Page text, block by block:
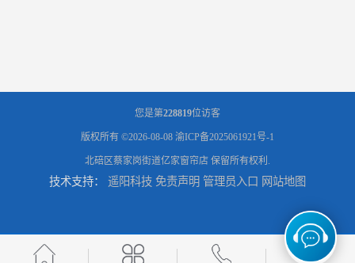
您是第228819位访客
版权所有 ©2026-08-08 渝ICP备2025061921号-1
北碚区蔡家岗街道亿家窗帘店 保留所有权利.
技术支持： 遥阳科技 免责声明 管理员入口 网站地图